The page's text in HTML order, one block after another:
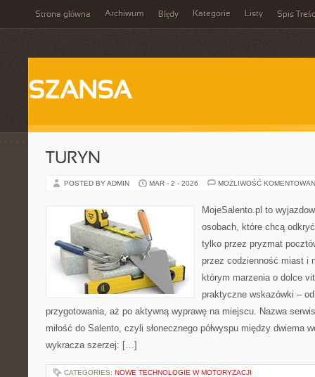
Strona główna Archiwum Błędy Kategorie Listy Spis
SZANSA
TURYN
POSTED BY ADMIN MAR - 2 - 2026 MOŻLIWOŚĆ
MojeSalento.pl to
osobach, które chcą
tylko przez pryzmat
przez codzienność miast i
którym marzenia o dolce
praktyczne wskazówki –
przygotowania, aż po aktywną wyprawę na miejscu. Nazwa
miłość do Salento, czyli słonecznego półwyspu między dwiema
wykracza szerzej: […]
CATEGORIES: NOWE TECHNOLOGIE W MOTORYZACJI